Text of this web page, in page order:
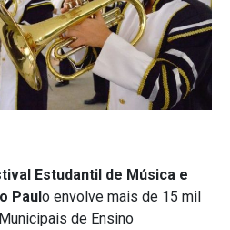
Estudantil de Música e
Paulo envolve mais de 15 mil
de Ensino